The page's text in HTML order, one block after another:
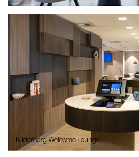
Bilderberg Welcome Lounge